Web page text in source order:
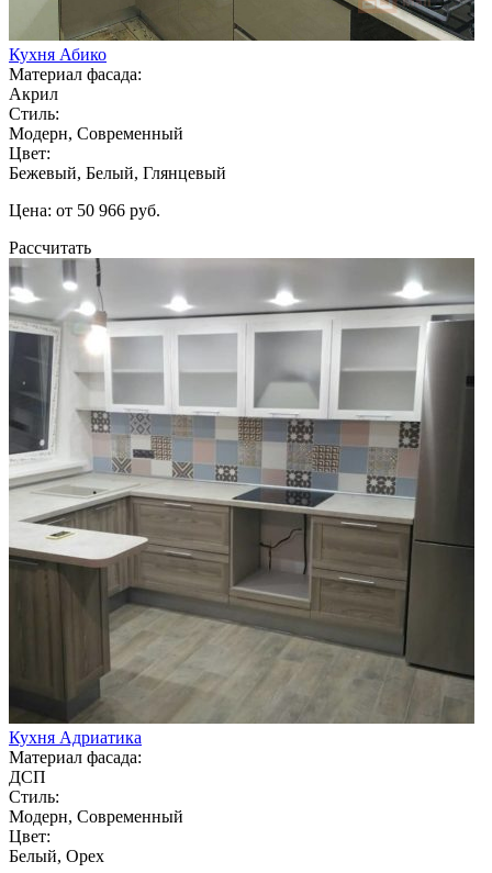
Кухня Абико
Материал фасада:
Акрил
Стиль:
Модерн, Современный
Цвет:
Бежевый, Белый, Глянцевый
Цена: от 50 966 руб.
Рассчитать
Кухня Адриатика
Материал фасада:
ДСП
Стиль:
Модерн, Современный
Цвет:
Белый, Орех